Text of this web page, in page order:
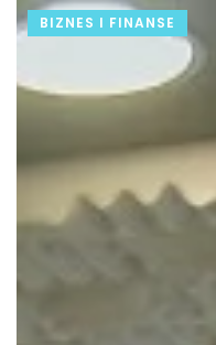
BIZNES I FINANSE